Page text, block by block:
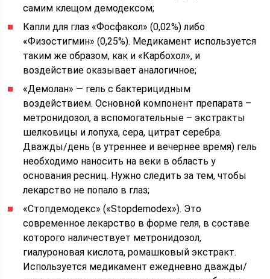
самим клещом демодексом;
Капли для глаз «Фосфакол» (0,02%) либо
«Физостигмин» (0,25%). Медикамент используется
таким же образом, как и «Карбохол», и
воздействие оказывает аналогичное;
«Демолан» — гель с бактерицидным
воздействием. Основной компонент препарата –
метронидозол, а вспомогательные – экстракты
шелковицы и лопуха, сера, цитрат серебра.
Дважды/день (в утреннее и вечернее время) гель
необходимо наносить на веки в область у
основания ресниц. Нужно следить за тем, чтобы
лекарство не попало в глаз;
«Стопдемодекс» («Stopdemodex»). Это
современное лекарство в форме геля, в составе
которого наличествует метронидозол,
гиалуроновая кислота, ромашковый экстракт.
Используется медикамент ежедневно дважды/